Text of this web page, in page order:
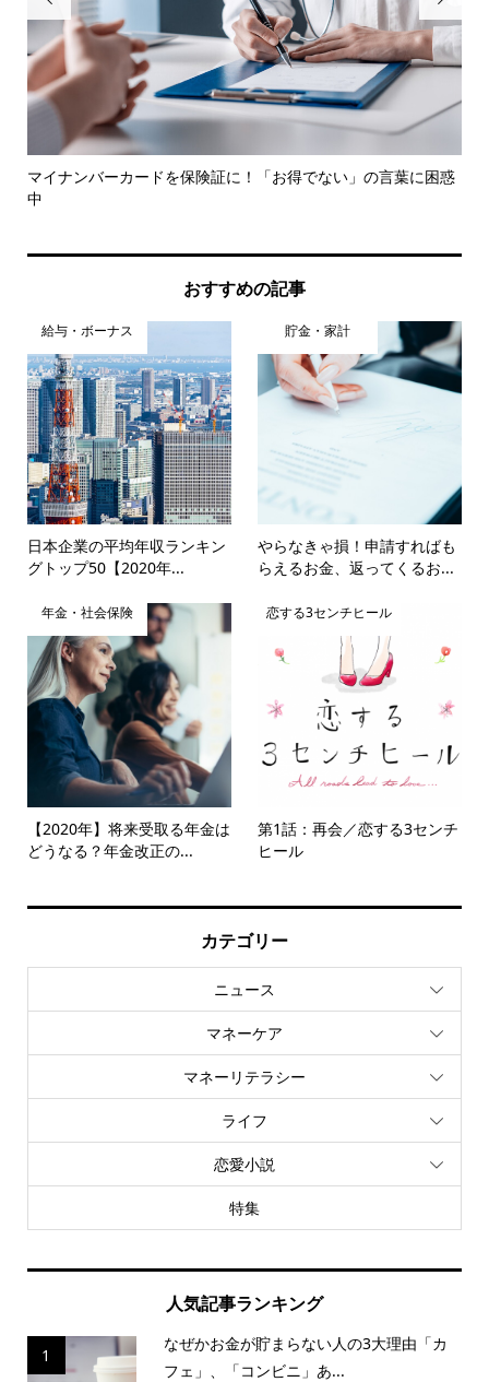
マイナンバーカードを保険証に！「お得でない」の言葉に困惑
中
おすすめの記事
給与・ボーナス
日本企業の平均年収ランキン
グトップ50【2020年...
貯金・家計
やらなきゃ損！申請すればも
らえるお金、返ってくるお...
年金・社会保険
【2020年】将来受取る年金は
どうなる？年金改正の...
恋する3センチヒール
第1話：再会／恋する3センチ
ヒール
カテゴリー
ニュース
マネーケア
マネーリテラシー
ライフ
恋愛小説
特集
人気記事ランキング
1
なぜかお金が貯まらない人の3大理由「カ
フェ」、「コンビニ」あ...